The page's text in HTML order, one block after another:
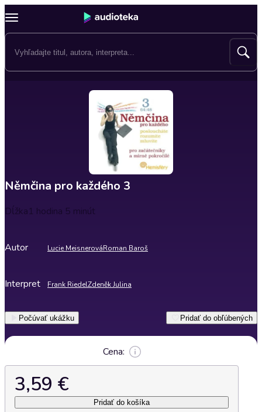
Němčina pro každého 3
Dĺžka1 hodina 5 minút
Autor Lucie MeisnerováRoman Baroš
Interpret Frank RiedelZdeněk Julina
Počúvať ukážku Pridať do obľúbených
Cena:
3,59 €
Pridať do košíka